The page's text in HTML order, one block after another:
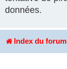
données.
Index du forum